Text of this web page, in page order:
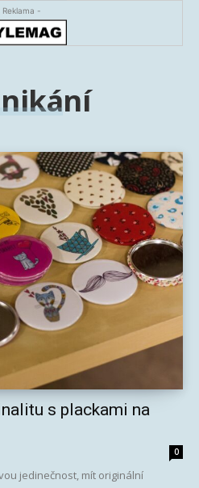
-
s plackami na
0
jedinečnost, mít originální